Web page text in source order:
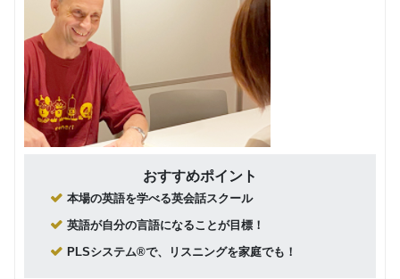
おすすめポイント
本場の英語を学べる英会話スクール
英語が自分の言語になることが目標！
PLSシステム®で、リスニングを家庭でも！